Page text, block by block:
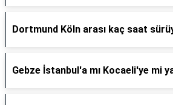
Dortmund Köln arası kaç saat
Gebze İstanbul'a mı Kocaeli'ye mi